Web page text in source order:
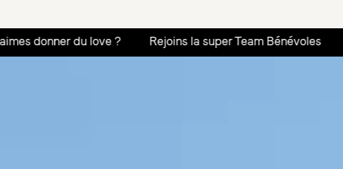
love ? Rejoins la super Team Bénévoles Tu aimes